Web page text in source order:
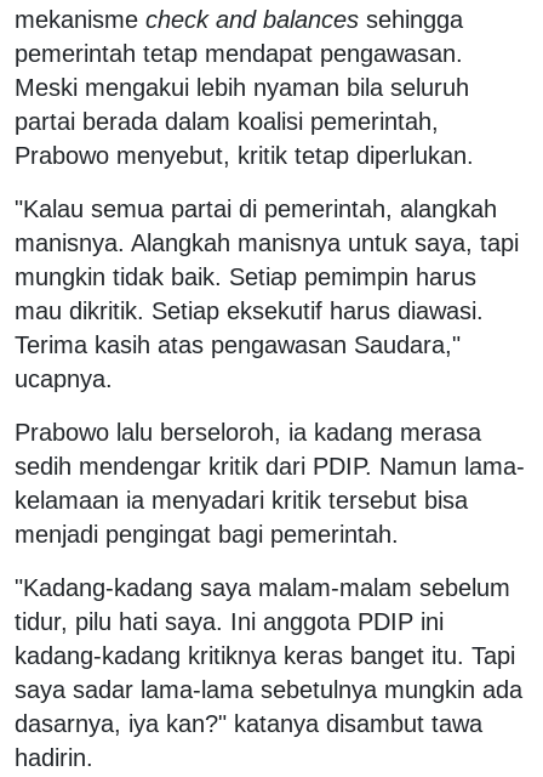
mekanisme check and balances sehingga
pemerintah tetap mendapat pengawasan.
Meski mengakui lebih nyaman bila seluruh
partai berada dalam koalisi pemerintah,
Prabowo menyebut, kritik tetap diperlukan.
"Kalau semua partai di pemerintah, alangkah
manisnya. Alangkah manisnya untuk saya, tapi
mungkin tidak baik. Setiap pemimpin harus
mau dikritik. Setiap eksekutif harus diawasi.
Terima kasih atas pengawasan Saudara,"
ucapnya.
Prabowo lalu berseloroh, ia kadang merasa
sedih mendengar kritik dari PDIP. Namun lama-
kelamaan ia menyadari kritik tersebut bisa
menjadi pengingat bagi pemerintah.
"Kadang-kadang saya malam-malam sebelum
tidur, pilu hati saya. Ini anggota PDIP ini
kadang-kadang kritiknya keras banget itu. Tapi
saya sadar lama-lama sebetulnya mungkin ada
dasarnya, iya kan?" katanya disambut tawa
hadirin.